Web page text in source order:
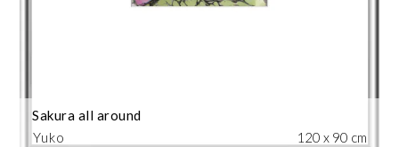
Yuko
Sakura all around
120 x 90 cm